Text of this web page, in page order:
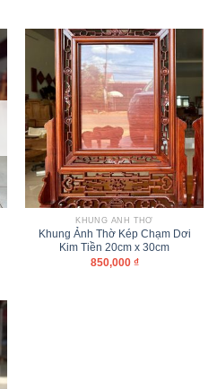
KHUNG ẢNH THỜ
Khung Ảnh Thờ Kép Chạm Dơi
Kim Tiền 20cm x 30cm
850,000 ₫